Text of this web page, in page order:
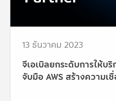
13 ธันวาคม 2023
จีเอเบิลยกระดับการให้บ
จับมือ AWS สร้างความเ